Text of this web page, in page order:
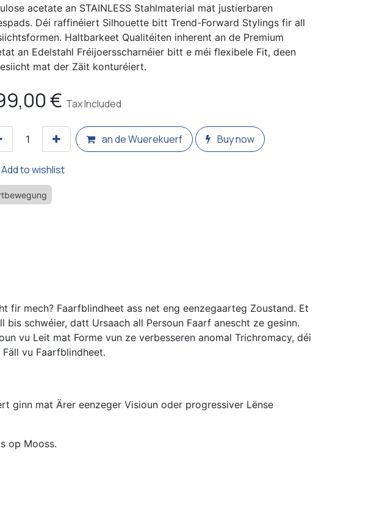
acetate an STAINLESS Stahlmaterial mat justierbaren
Déi raffinéiert Silhouette bitt Trend-Forward Stylings fir all
Haltbarkeet Qualitéiten inherent an de Premium
an Edelstahl Fréijoersscharnéier bitt e méi flexibele Fit, deen
mat der Zäit konturéiert.
€ Tax Included
an de Wuerekuerf Buy now
Add to wishlist
fir mech? Faarfblindheet ass net eng eenzegaarteg Zoustand. Et
bis schwéier, datt Ursaach all Persoun Faarf anescht ze gesinn.
vu Leit mat Forme vun ze verbesseren anomal Trichromacy, déi
vu Faarfblindheet.
ginn mat Ärer eenzeger Visioun oder progressiver Lënse
op Mooss.